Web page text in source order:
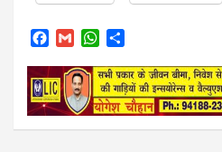
c
e
b
o
a
i
l
W
a
t
s
A
a
r
e